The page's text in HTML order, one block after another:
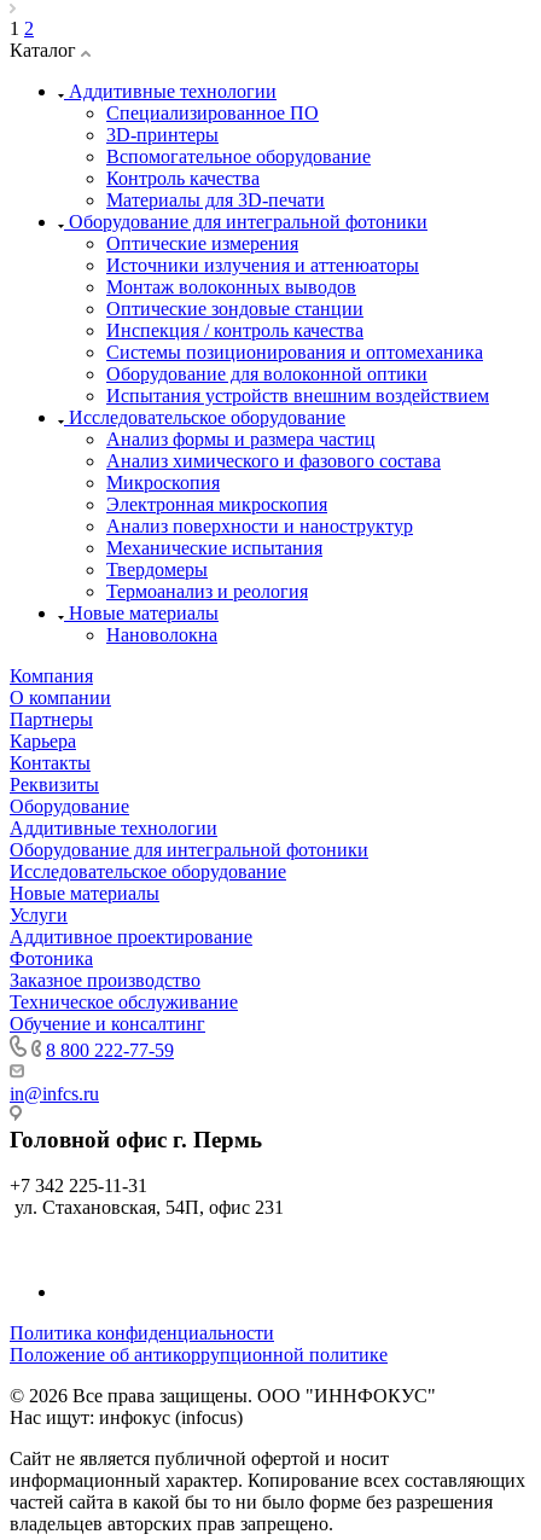
1 2
Каталог
Аддитивные технологии
Специализированное ПО
3D-принтеры
Вспомогательное оборудование
Контроль качества
Материалы для 3D-печати
Оборудование для интегральной фотоники
Оптические измерения
Источники излучения и аттенюаторы
Монтаж волоконных выводов
Оптические зондовые станции
Инспекция / контроль качества
Системы позиционирования и оптомеханика
Оборудование для волоконной оптики
Испытания устройств внешним воздействием
Исследовательское оборудование
Анализ формы и размера частиц
Анализ химического и фазового состава
Микроскопия
Электронная микроскопия
Анализ поверхности и наноструктур
Механические испытания
Твердомеры
Термоанализ и реология
Новые материалы
Нановолокна
Компания
О компании
Партнеры
Карьера
Контакты
Реквизиты
Оборудование
Аддитивные технологии
Оборудование для интегральной фотоники
Исследовательское оборудование
Новые материалы
Услуги
Аддитивное проектирование
Фотоника
Заказное производство
Техническое обслуживание
Обучение и консалтинг
8 800 222-77-59
in@infcs.ru
Головной офис г. Пермь
+7 342 225-11-31
ул. Стахановская, 54П, офис 231
Политика конфиденциальности
Положение об антикоррупционной политике
© 2026 Все права защищены. ООО "ИННФОКУС"
Нас ищут: инфокус (infocus)
Сайт не является публичной офертой и носит
информационный характер. Копирование всех составляющих
частей сайта в какой бы то ни было форме без разрешения
владельцев авторских прав запрещено.